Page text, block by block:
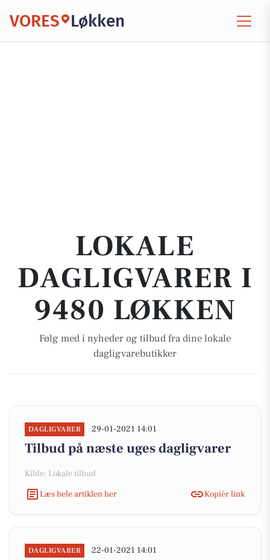
VORES Løkken
LOKALE
DAGLIGVARER I
9480 LØKKEN
Følg med i nyheder og tilbud fra dine lokale
dagligvarebutikker
DAGLIGVARER 29-01-2021 14:01
Tilbud på næste uges dagligvarer
Kilde: Lokale tilbud
Læs hele artiklen her
Kopiér link
DAGLIGVARER 22-01-2021 14:01